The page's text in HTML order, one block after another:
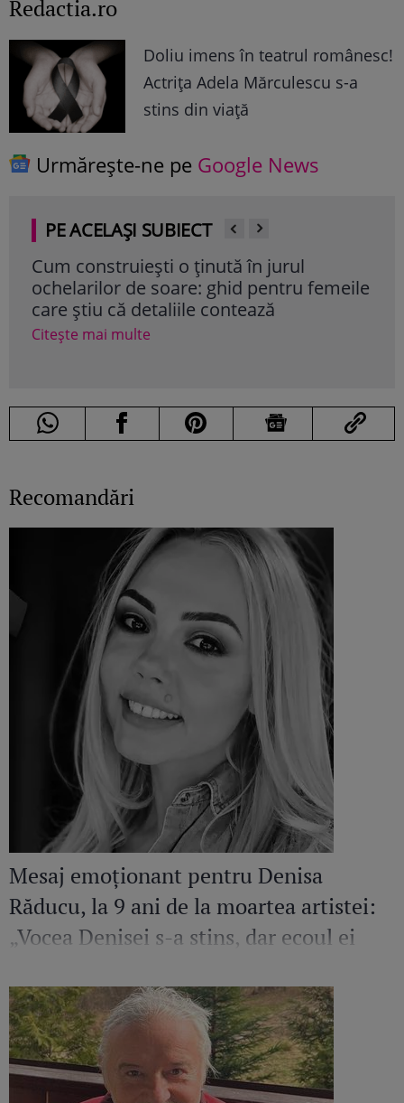
Redactia.ro
Doliu imens în teatrul românesc!
Actrița Adela Mărculescu s-a
stins din viață
Urmărește-ne pe Google News
PE ACELAȘI SUBIECT
Cum construiești o ținută în jurul
ochelarilor de soare: ghid pentru femeile
care știu că detaliile contează
Citește mai multe
Recomandări
Mesaj emoționant pentru Denisa
Răducu, la 9 ani de la moartea artistei:
„Vocea Denisei s-a stins, dar ecoul ei